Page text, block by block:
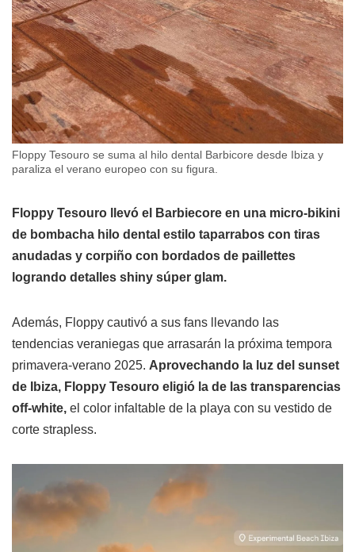
Floppy Tesouro se suma al hilo dental Barbicore desde Ibiza y
paraliza el verano europeo con su figura.
Floppy Tesouro llevó el Barbiecore en una micro-bikini
de bombacha hilo dental estilo taparrabos con tiras
anudadas y corpiño con bordados de paillettes
logrando detalles shiny súper glam.
Además, Floppy cautivó a sus fans llevando las
tendencias veraniegas que arrasarán la próxima tempora
primavera-verano 2025. Aprovechando la luz del sunset
de Ibiza, Floppy Tesouro eligió la de las transparencias
off-white, el color infaltable de la playa con su vestido de
corte strapless.